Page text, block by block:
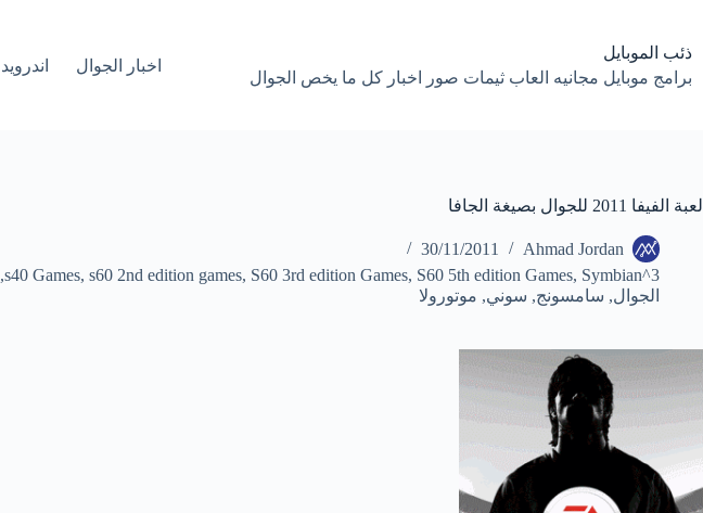
المحتوى
ذئب الموبايل
برامج موبايل مجانيه العاب ثيمات صور اخبار كل ما يخص الجوال
اخبار الجوال اندرويد
لعبة الفيفا 2011 للجوال بصيغة الجافا
Ahmad Jordan
30/11/2011
s40 Games, s60 2nd edition games, S60 3rd edition Games, S60 5th edition Games, Symbian^3
,
الجوال, سامسونج, سوني, موتورولا